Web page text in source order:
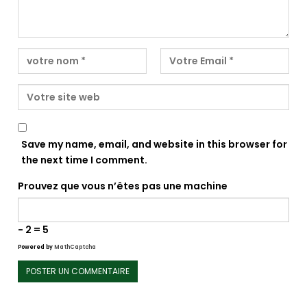
Save my name, email, and website in this browser for
the next time I comment.
Prouvez que vous n’êtes pas une machine
− 2 = 5
Powered byMathCaptcha